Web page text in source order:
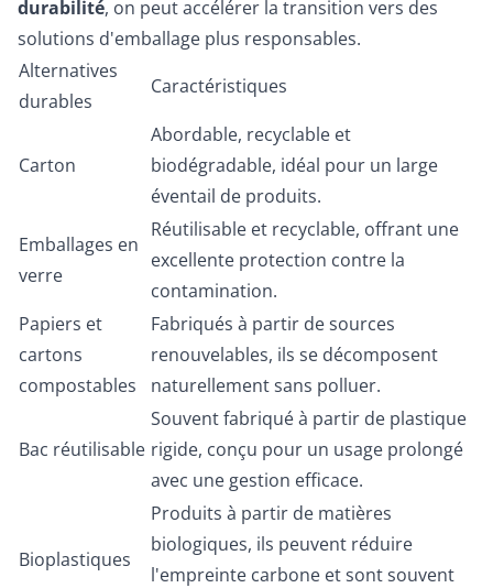
durabilité, on peut accélérer la transition vers des
solutions d'emballage plus responsables.
Alternatives
durables
Caractéristiques
Carton
Abordable, recyclable et
biodégradable, idéal pour un large
éventail de produits.
Emballages en
verre
Réutilisable et recyclable, offrant une
excellente protection contre la
contamination.
Papiers et
cartons
compostables
Fabriqués à partir de sources
renouvelables, ils se décomposent
naturellement sans polluer.
Bac réutilisable
Souvent fabriqué à partir de plastique
rigide, conçu pour un usage prolongé
avec une gestion efficace.
Bioplastiques
Produits à partir de matières
biologiques, ils peuvent réduire
l'empreinte carbone et sont souvent